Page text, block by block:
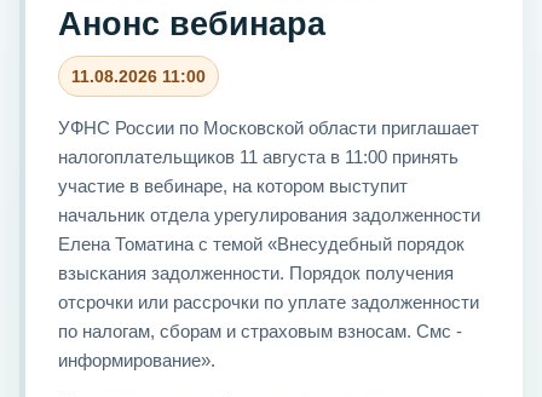
Анонс вебинара
11.08.2026 11:00
УФНС России по Московской области приглашает
налогоплательщиков 11 августа в 11:00 принять
участие в вебинаре, на котором выступит
начальник отдела урегулирования задолженности
Елена Томатина с темой «Внесудебный порядок
взыскания задолженности. Порядок получения
отсрочки или рассрочки по уплате задолженности
по налогам, сборам и страховым взносам. Смс -
информирование».